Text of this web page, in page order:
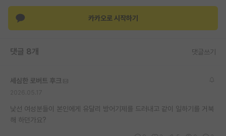
카카오로 시작하기
댓글 8개 댓글쓰기
세심한 로버트 후크
낯선 여성분들이 본인에게 유달리 방어기제를 드러내고 같이 일하기를 거북
해 하던가요?